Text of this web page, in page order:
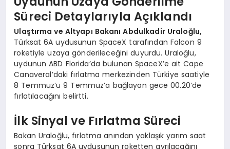
Süreci Detaylarıyla Açıklandı
Ulaştırma ve Altyapı Bakanı Abdulkadir Uraloğlu,
Türksat 6A uydusunun SpaceX tarafından Falcon 9
roketiyle uzaya gönderileceğini duyurdu. Uraloğlu,
uydunun ABD Florida’da bulunan SpaceX’e ait Cape
Canaveral’daki fırlatma merkezinden Türkiye saatiyle
8 Temmuz’u 9 Temmuz’a bağlayan gece 00.20’de
fırlatılacağını belirtti.
İlk Sinyal ve Fırlatma Süreci
Bakan Uraloğlu, fırlatma anından yaklaşık yarım saat
sonra Türksat 6A uydusunun roketten ayrılacağını